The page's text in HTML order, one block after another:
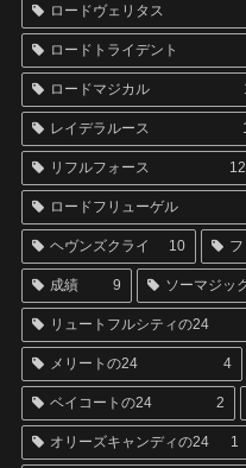
ロードヴェリタス
ロードトライデント
ロードマジカル
レイデラルース
リフルフォース 12
ロードフリューゲル
ヘヴンズクライ 10
成績 9 ソーマジッ
リュートフルシティの24
メリートの24 4
ベイコートの24 2
オリーズキャンディの24 1